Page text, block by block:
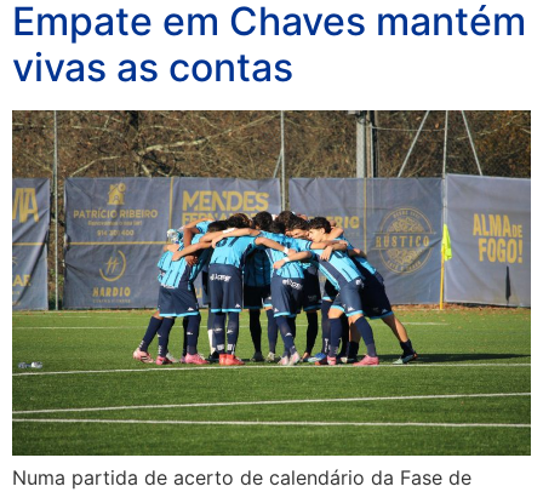
Empate em Chaves mantém
vivas as contas
Numa partida de acerto de calendário da Fase de